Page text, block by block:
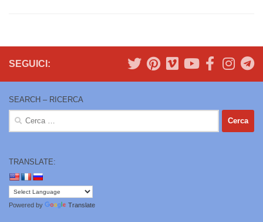
SEGUICI:
SEARCH – RICERCA
Ricerca
TRANSLATE:
Powered by Translate